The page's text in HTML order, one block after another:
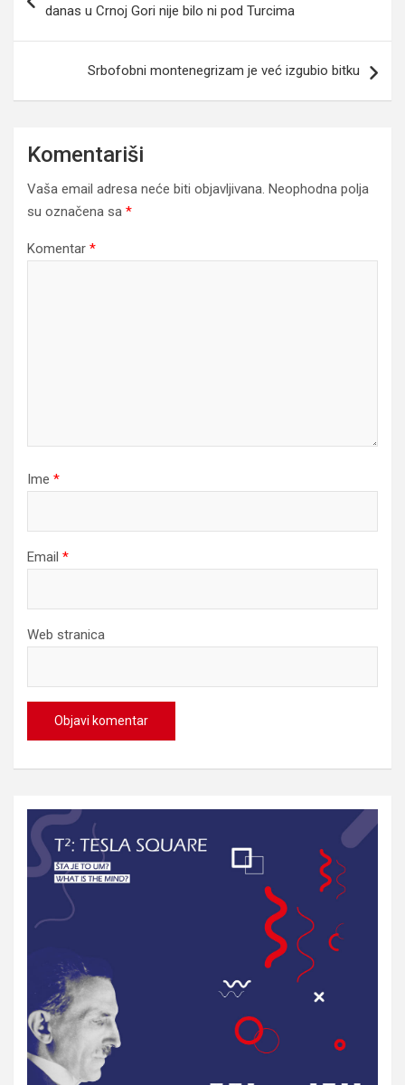
danas u Crnoj Gori nije bilo ni pod Turcima
Srbofobni montenegrizam je već izgubio bitku
Komentariši
Vaša email adresa neće biti objavljivana. Neophodna polja
su označena sa *
Komentar *
Ime *
Email *
Web stranica